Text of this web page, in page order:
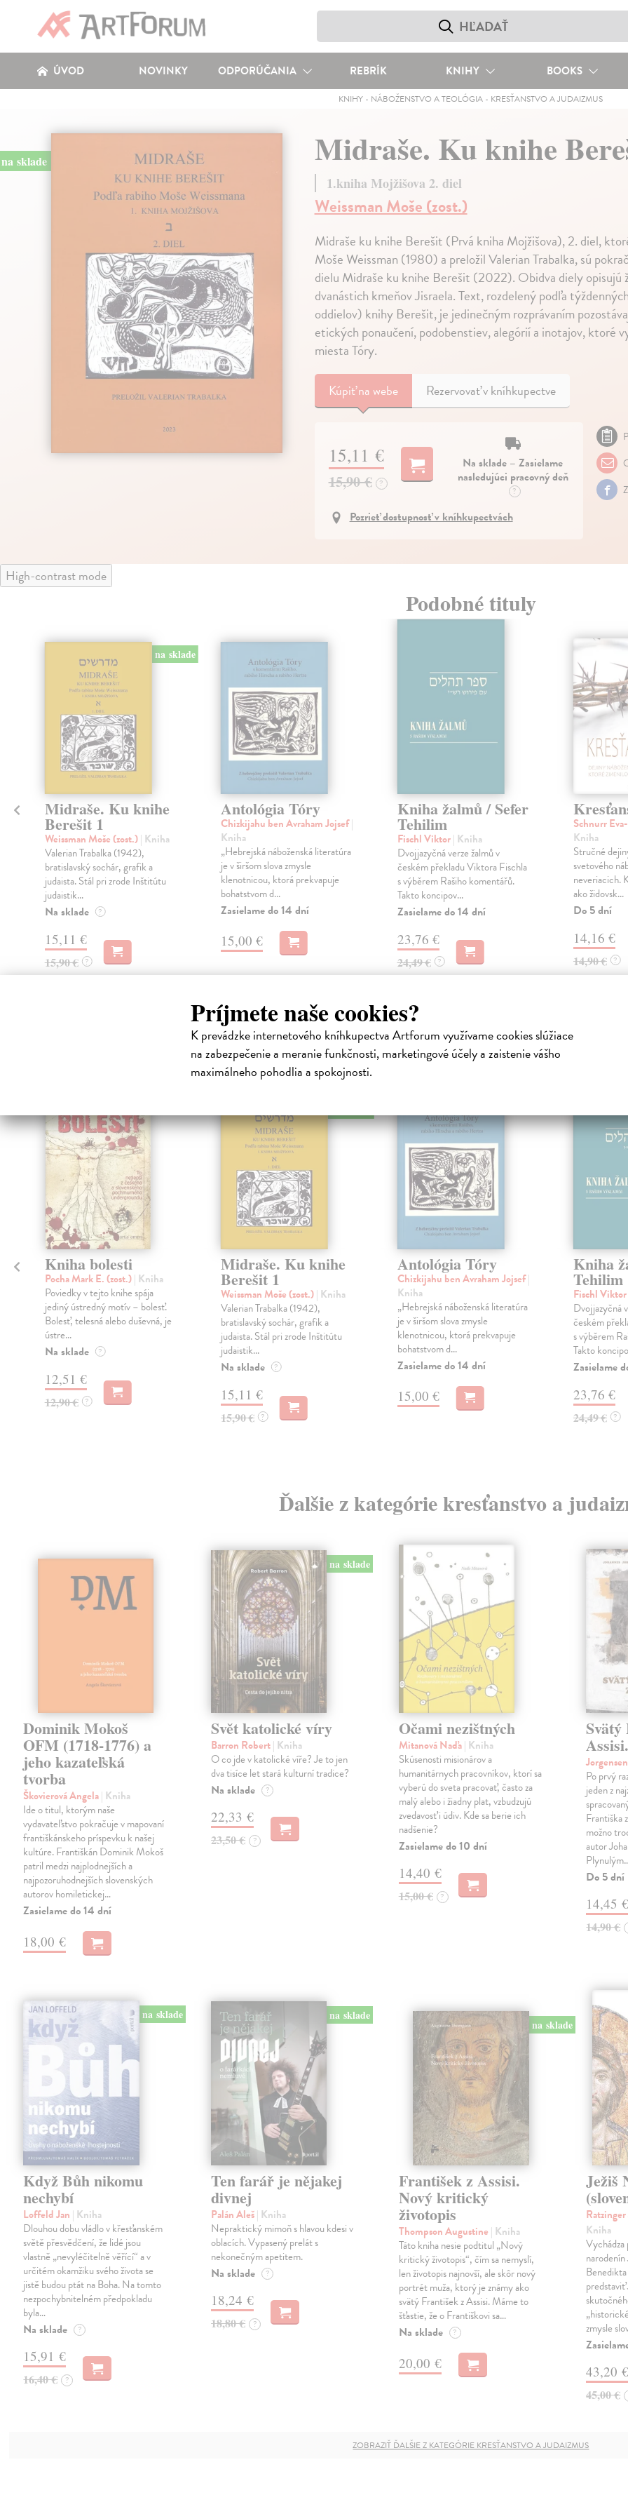
Príjmete naše cookies?
K prevádzke internetového kníhkupectva Artforum využívame cookies slúžiace
na zabezpečenie a meranie funkčnosti, marketingové účely a zaistenie vášho
maximálneho pohodlia a spokojnosti.
ÚVOD NOVINKY ODPORÚČANIA REBRÍK KNIHY BOOKS
KNIHY - NÁBOŽENSTVO A TEOLÓGIA - KRESŤANSTVO A JUDAIZMUS
na sklade Midraše. Ku knihe
1.kniha Mojžišova 2. diel
Weissman Moše (zost.)
Midraše ku knihe Berešit (Prvá kniha Mojžišova), 2. diel,
Moše Weissman (1980) a preložil Valerian Trabalka, sú
dielu Midraše ku knihe Berešit (2022). Obidva diely opisujú
dvanástich kmeňov Jisraela. Text, rozdelený podľa
oddielov) knihy Berešit, je jedinečným rozprávaním
etických ponaučení, podobenstiev, alegórií a inotajov, ktoré
miesta Tóry.
Kúpiťna webe Rezervovať v kníhkupectve
15,11 €
15,90 € ?
Na sklade – Zasielame
nasledujúci pracovný deň
?
Pozrieť dostupnosť v kníhkupectvách
High-contrast mode
Podobné tituly
na sklade
Midraše. Ku knihe
Berešit 1
Weissman Moše (zost.)| Kniha
Valerian Trabalka (1942),
bratislavský sochár, grafik a
judaista. Stál pri zrode Inštitútu
judaistik...
Na sklade ?
15,11 €
15,90 € ?
Antológia Tóry
Chizkijahu ben Avraham Jojsef|
Kniha
„Hebrejská náboženská literatúra
je v širšom slova zmysle
klenotnicou, ktorá prekvapuje
bohatstvom d...
Zasielame do 14 dní
15,00 €
Kniha žalmů / Sefer
Tehilim
Fischl Viktor| Kniha
Dvojjazyčná verze žalmů v
českém překladu Viktora Fischla
s výběrem Rašiho komentářů.
Takto koncipov...
Zasielame do 14 dní
23,76 €
24,49 € ?
Schnurr
Kniha
Stručné
svetového
neveriacich.
ako židovsk...
Do 5 dní
14,16 €
14,90 € ?
Čitatelia s podobným vkusom si
Kniha bolesti
Pocha Mark E. (zost.)| Kniha
Poviedky v tejto knihe spája
jediný ústredný motív – bolesť.
Bolesť, telesná alebo duševná, je
ústre...
Na sklade ?
12,51 €
12,90 € ?
Midraše. Ku knihe
Berešit 1
Weissman Moše (zost.)| Kniha
Valerian Trabalka (1942),
bratislavský sochár, grafik a
judaista. Stál pri zrode Inštitútu
judaistik...
Na sklade ?
15,11 €
15,90 € ?
Antológia Tóry
Chizkijahu ben Avraham Jojsef|
Kniha
„Hebrejská náboženská literatúra
je v širšom slova zmysle
klenotnicou, ktorá prekvapuje
bohatstvom d...
Zasielame do 14 dní
15,00 €
Kniha
Tehilim
Fischl Viktor
Dvojjazyčná
českém
s výběrem
Takto
Zasielame
23,76 €
24,49 € ?
Ďalšie z kategórie kresťanstvo a
Dominik Mokoš
OFM (1718-1776) a
jeho kazateľská
tvorba
Škovierová Angela| Kniha
Ide o titul, ktorým naše
vydavateľstvo pokračuje v mapovaní
františkánskeho príspevku k našej
kultúre. Františkán Dominik Mokoš
patril medzi najplodnejších a
najpozoruhodnejších slovenských
autorov homiletickej…
Zasielame do 14 dní
18,00 €
na sklade
Svět katolické víry
Barron Robert| Kniha
O co jde v katolické víře? Je to jen
dva tisíce let stará kulturní tradice?
Na sklade ?
22,33 €
23,50 € ?
Očami nezištných
Mitanová Naďa| Kniha
Skúsenosti misionárov a
humanitárnych pracovníkov, ktorí sa
vyberú do sveta pracovať, často za
malý alebo i žiadny plat, vzbudzujú
zvedavosť i údiv. Kde sa berie ich
nadšenie?
Zasielame do 10 dní
14,40 €
15,00 € ?
Svätý
Po prvý
jeden z
Františka
možno
autor
Do 5 dní
14,45 €
14,90 €
na sklade
Když Bůh nikomu
nechybí
Loffeld Jan | Kniha
Dlouhou dobu vládlo v křesťanském
světě přesvědčení, že lidé jsou
vlastně „nevyléčitelně věřící“ a v
určitém okamžiku svého života se
jistě budou ptát na Boha. Na tomto
nezpochybnitelném předpokladu
byla…
Na sklade ?
15,91 €
16,40 € ?
na sklade
Ten farář je nějakej
divnej
Palán Aleš| Kniha
Nepraktický mimoň s hlavou kdesi v
oblacích. Vypasený prelát s
nekonečným apetitem.
Na sklade ?
18,24 €
18,80 € ?
na sklade
František z Assisi.
Nový kritický
životopis
Thompson Augustine | Kniha
Táto kniha nesie podtitul „Nový
kritický životopis“, čím sa nemyslí,
len životopis najnovší, ale skôr nový
portrét muža, ktorý je známy ako
svätý František z Assisi. Máme to
šťastie, že o Františkovi sa…
Na sklade ?
20,00 €
Ježiš
Kniha
predstaviť
zmysle
43,20 €
45,00 €
ZOBRAZIŤ ĎALŠIE Z KATEGÓRIE KRESŤANSTVO A JUDAIZMUS